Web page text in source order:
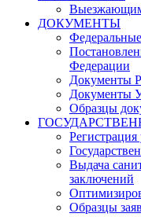
ДОКУМЕНТЫ
Федерации
Документы
Документы
Образцы
Выдача
заключений
Образцы